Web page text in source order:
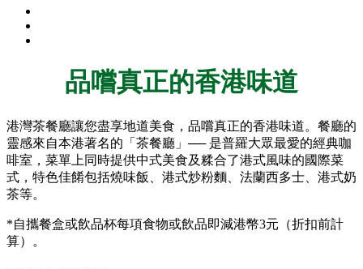
品嚐真正的香港味道
港灣茶餐廳讓您盡享地道美食，品嚐真正的香港味道。餐廳的
靈感來自本港著名的「茶餐廳」── 是普羅大眾最愛的經典咖
啡室，菜單上同時提供中式美食及糅合了港式風味的國際菜
式，特色佳餚包括燒味飯、港式炒粉麵、法蘭西多士、港式奶
茶等。
*自攜餐盒或飲品杯每項食物或飲品即減港幣3元（折扣前計
算）。